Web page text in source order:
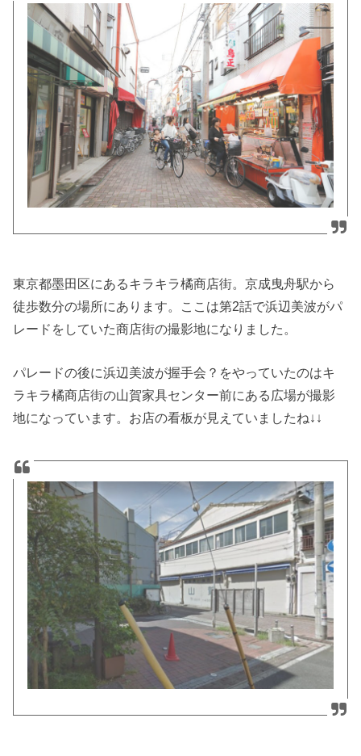
東京都墨田区にあるキラキラ橘商店街。京成曳舟駅から
徒歩数分の場所にあります。ここは第2話で浜辺美波がパ
レードをしていた商店街の撮影地になりました。
パレードの後に浜辺美波が握手会？をやっていたのはキ
ラキラ橘商店街の山賀家具センター前にある広場が撮影
地になっています。お店の看板が見えていましたね↓↓